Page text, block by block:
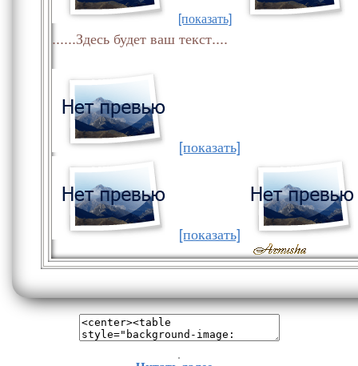
[показать]
......Здесь будет ваш текст....
[показать]
[показать]